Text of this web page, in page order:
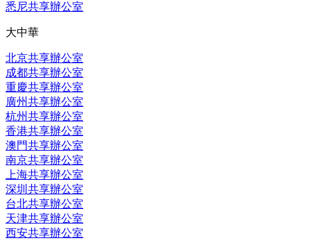
悉尼共享辦公室
大中華
北京共享辦公室
成都共享辦公室
重慶共享辦公室
廣州共享辦公室
杭州共享辦公室
香港共享辦公室
澳門共享辦公室
南京共享辦公室
上海共享辦公室
深圳共享辦公室
台北共享辦公室
天津共享辦公室
西安共享辦公室